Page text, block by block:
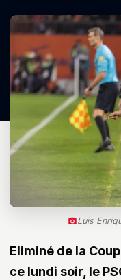
Luis
Eliminé de la
ce lundi soir, le